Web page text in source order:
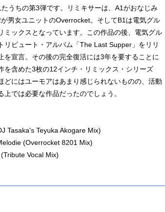
うちの第3弾です。リミキサーは、A1がおなじみ
が男女ユニットのOverrocket。そしてB1は電気グル
ミックスとなっています。この作品の後、電気グル
リビュート・アルバム「The Last Supper」をリリ
を宣言。その後の完全復活には3年を要することに
を含めた3枚の12インチ・リミックス・シリーズ
どにはユーモアはあまり感じられないものの、活動
上では必要な作品だったのでしょう。
Tasaka's Teyuka Akogare Mix)
(Overrocket 8201 Mix)
Vocal Mix)